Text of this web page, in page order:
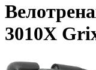
3010X